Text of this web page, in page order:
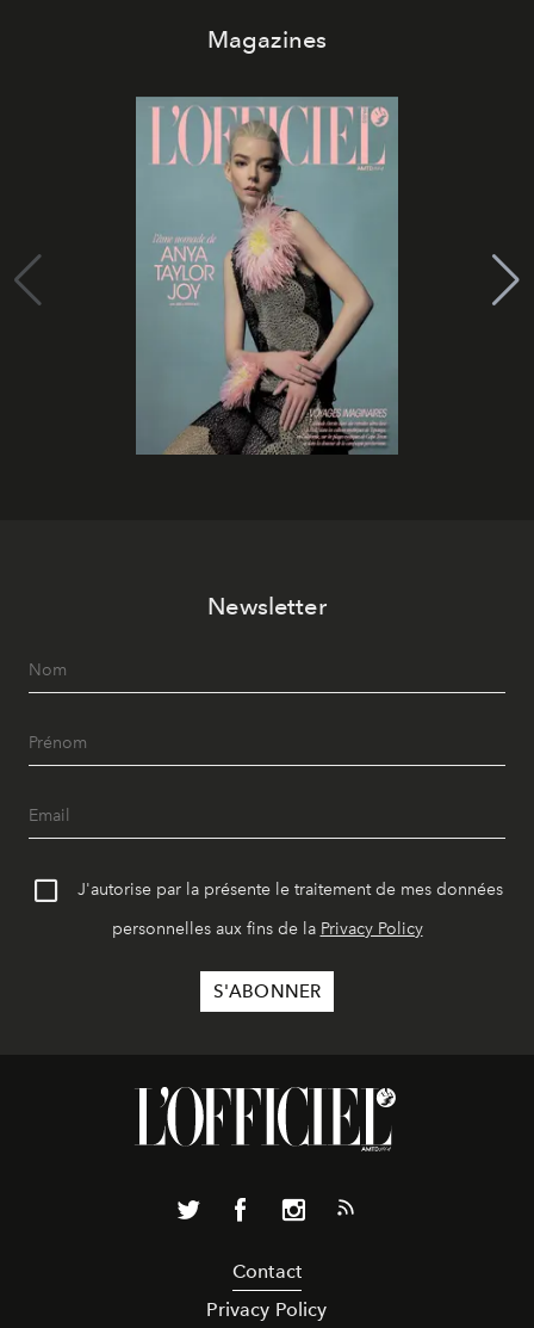
Magazines
Newsletter
J'autorise par la présente le traitement de mes données
personnelles aux fins de la Privacy Policy
Contact
Privacy Policy